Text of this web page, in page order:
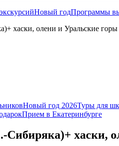
Новый годПрограммы
хаски, олени и Уральские горы
Новый год 2026Туры для
Прием в Екатеринбурге
хаски,